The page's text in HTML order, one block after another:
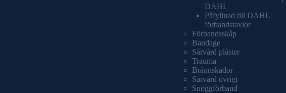
DAHL
Påfyllnad till DAHL
förbandstavlor
Förbandsskåp
Bandage
Sårvård plåster
Trauma
Brännskador
Sårvård övrigt
Snöggförband